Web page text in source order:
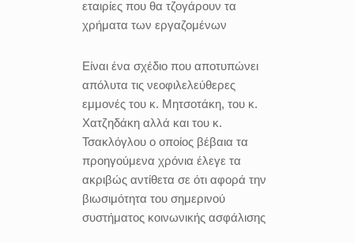
εταιρίες που θα τζογάρουν τα
χρήματα των εργαζομένων
Είναι ένα σχέδιο που αποτυπώνει
απόλυτα τις νεοφιλελεύθερες
εμμονές του κ. Μητσοτάκη, του κ.
Χατζηδάκη αλλά και του κ.
Τσακλόγλου ο οποίος βέβαια τα
προηγούμενα χρόνια έλεγε τα
ακριβώς αντίθετα σε ότι αφορά την
βιωσιμότητα του σημερινού
συστήματος κοινωνικής ασφάλισης